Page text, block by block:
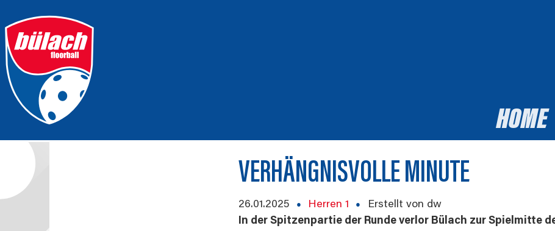
HOME
VERHÄNGNISVOLLE MINUTE
26.01.2025 Herren 1
Erstellt von dw
In der Spitzenpartie der Runde verlor Bülach zur Spielmitte